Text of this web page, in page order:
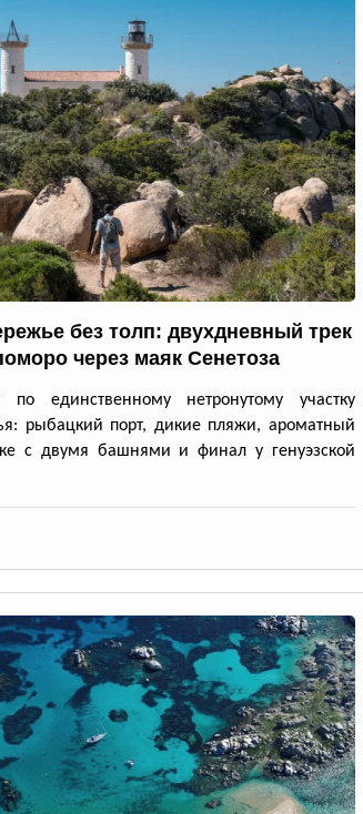
без толп: двухдневный трек
через маяк Сенетоза
единственному нетронутому участку
рыбацкий порт, дикие пляжи, ароматный
с двумя башнями и финал у генуэзской